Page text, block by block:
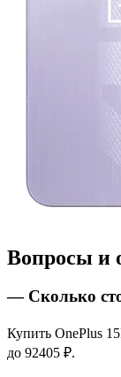
Вопросы и
— Сколько
Купить OnePlus
до 92405 ₽.